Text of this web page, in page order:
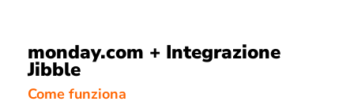
monday.com + Integrazione
Jibble
Come funziona